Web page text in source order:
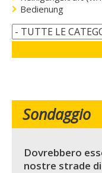
Bedienung
Sondaggio
Dovrebbero
nostre strade